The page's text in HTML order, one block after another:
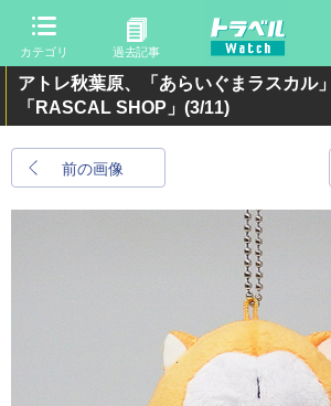
カテゴリ 過去記事
アトレ秋葉原、「あらいぐまラスカル
「RASCAL SHOP」 (3/11)
前の画像